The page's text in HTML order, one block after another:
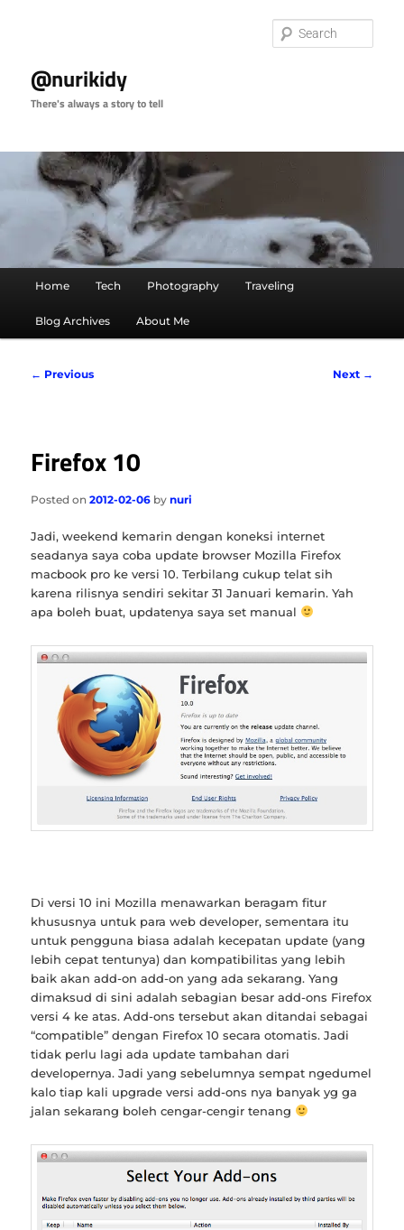
@nurikidy
There's always a story to tell
Home Tech Photography Traveling
Blog Archives About Me
Post
← Previous Next →
Firefox 10
Posted on2012-02-06 bynuri
Jadi, weekend kemarin dengan koneksi internet
seadanya saya coba update browser Mozilla Firefox
macbook pro ke versi 10. Terbilang cukup telat sih
karena rilisnya sendiri sekitar 31 Januari kemarin. Yah
apa boleh buat, updatenya saya set manual
Di versi 10 ini Mozilla menawarkan beragam fitur
khususnya untuk para web developer, sementara itu
untuk pengguna biasa adalah kecepatan update (yang
lebih cepat tentunya) dan kompatibilitas yang lebih
baik akan add-on add-on yang ada sekarang. Yang
dimaksud di sini adalah sebagian besar add-ons Firefox
versi 4 ke atas. Add-ons tersebut akan ditandai sebagai
“compatible” dengan Firefox 10 secara otomatis. Jadi
tidak perlu lagi ada update tambahan dari
developernya. Jadi yang sebelumnya sempat ngedumel
kalo tiap kali upgrade versi add-ons nya banyak yg ga
jalan sekarang boleh cengar-cengir tenang